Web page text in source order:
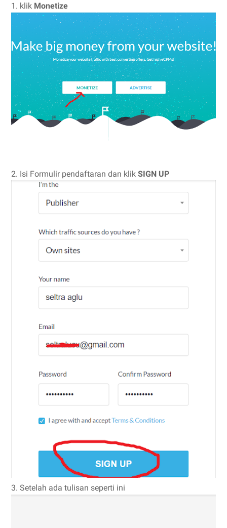
1. klik Monetize
2. Isi Formulir pendaftaran dan klik SIGN UP
3. Setelah ada tulisan seperti ini